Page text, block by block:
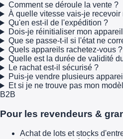
Comment se déroule la vente ?
À quelle vitesse vais-je recevoir
Qu'en est-il de l'expédition ?
Dois-je réinitialiser mon
Que se passe-t-il si l'état ne
Quels appareils rachetez-vous ?
Quelle est la durée de validité
Le rachat est-il sécurisé ?
Puis-je vendre plusieurs
Et si je ne trouve pas mon
B2B
Pour les revendeurs &
Achat de lots et stocks